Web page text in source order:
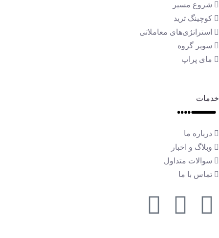
شروع مسیر
کوچینگ ترید
استراتژی‌های معاملاتی
سوپر گروه
مای پراپ
خدمات
درباره ما
وبلاگ و اخبار
سوالات متداول
تماس با ما